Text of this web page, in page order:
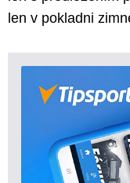
len v pokladni